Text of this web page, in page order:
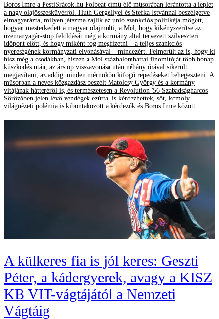
Boros Imre a PestiSrácok.hu Polbeat című élő műsorában lerántotta a leplet
a nagy olajösszesküvésről. Huth Gergellyel és Stefka Istvánnal beszélgetve
elmagyarázta, milyen játszma zajlik az unió szankciós politikája mögött,
hogyan mesterkedett a magyar olajmulti, a Mol, hogy kikényszerítse az
üzemanyagár-stop feloldását még a kormány által tervezett szilveszteri
időpont előtt, és hogy miként fog megfizetni – a teljes szankciós
nyereségének kormányzati elvonásával – mindezért. Felmerült az is, hogy ki
hisz még a csodákban, hiszen a Mol százhalombattai finomítóját több hónap
küszködés után, az árstop visszavonása után néhány órával sikerült
megjavítani, az addig minden mérnökön kifogó repedéseket behegeszteni. A
műsorban a neves közgazdász beszélt Matolcsy György és a kormány
vitájának hátteréről is, és természetesen a Revolution '56 Szabadságharcos
Sörözőben jelen lévő vendégek ezúttal is kérdezhettek, sőt, komoly
világnézeti polémia is kibontakozott a kérdezők és Boros Imre között.
A külkeres fia is jól keres: Geszti
Péter, a kádergyerek, avagy a KISZ
KB VIT-vágtájától a Nemzeti
Vágtáig